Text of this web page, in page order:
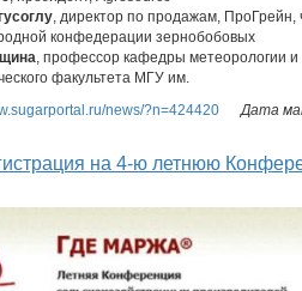
, директор по продажам, ПроГрейн,
конфедерации зернобобовых
, профессор кафедры метеорологии и
факультета МГУ им.
news/?n=424420
Дата
на 4-ю летнюю